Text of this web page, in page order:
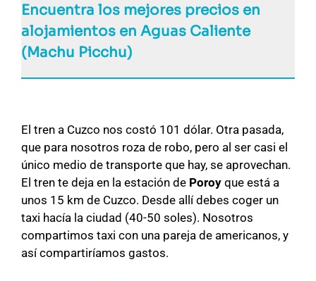
Encuentra los mejores precios en
alojamientos en Aguas Caliente
(Machu Picchu)
El tren a Cuzco nos costó 101 dólar. Otra pasada,
que para nosotros roza de robo, pero al ser casi el
único medio de transporte que hay, se aprovechan.
El tren te deja en la estación de Poroy que está a
unos 15 km de Cuzco. Desde allí debes coger un
taxi hacía la ciudad (40-50 soles). Nosotros
compartimos taxi con una pareja de americanos, y
así compartiríamos gastos.